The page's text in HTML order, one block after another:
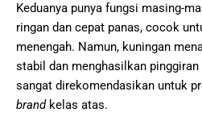
Keduanya punya fungsi masing-
ringan dan cepat panas, cocok
menengah. Namun, kuningan
stabil dan menghasilkan
sangat direkomendasikan untuk
brandkelas atas.